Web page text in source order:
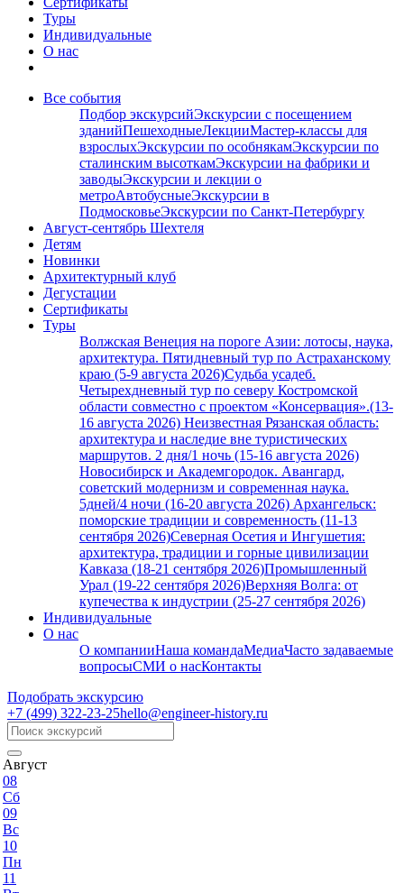
Туры
Индивидуальные
О нас
Все события
Подбор экскурсийЭкскурсии с посещением
зданийПешеходныеЛекцииМастер-классы для
взрослыхЭкскурсии по особнякамЭкскурсии по
сталинским высоткамЭкскурсии на фабрики и
заводыЭкскурсии и лекции о
метроАвтобусныеЭкскурсии в
ПодмосковьеЭкскурсии по Санкт-Петербургу
Август-сентябрь Шехтеля
Детям
Новинки
Архитектурный клуб
Дегустации
Сертификаты
Туры
Волжская Венеция на пороге Азии: лотосы, наука,
архитектура. Пятидневный тур по Астраханскому
краю (5-9 августа 2026)Судьба усадеб.
Четырехдневный тур по северу Костромской
области совместно с проектом «Консервация».(13-
16 августа 2026) Неизвестная Рязанская область:
архитектура и наследие вне туристических
маршрутов. 2 дня/1 ночь (15-16 августа 2026)
Новосибирск и Академгородок. Авангард,
советский модернизм и современная наука.
5дней/4 ночи (16-20 августа 2026) Архангельск:
поморские традиции и современность (11-13
сентября 2026)Северная Осетия и Ингушетия:
архитектура, традиции и горные цивилизации
Кавказа (18-21 сентября 2026)Промышленный
Урал (19-22 сентября 2026)Верхняя Волга: от
купечества к индустрии (25-27 сентября 2026)
Индивидуальные
О нас
О компанииНаша командаМедиаЧасто задаваемые
вопросыСМИ о насКонтакты
Подобрать экскурсию
+7 (499) 322-23-25hello@engineer-history.ru
Август
08
Сб
09
Вс
10
Пн
11